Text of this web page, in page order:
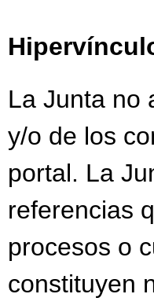
La Junta no
y/o de los
portal. La
referencias
procesos o
constituyen